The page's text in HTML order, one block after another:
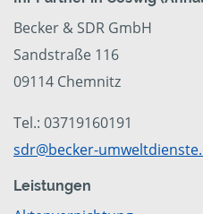
Becker & SDR GmbH
Sandstraße 116
09114 Chemnitz
Tel.: 03719160191
sdr@becker-
Leistungen